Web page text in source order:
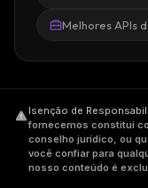
Melhores APIs
Isenção de
fornecemos constitui
conselho jurídico, ou
você confiar para
nosso conteúdo é